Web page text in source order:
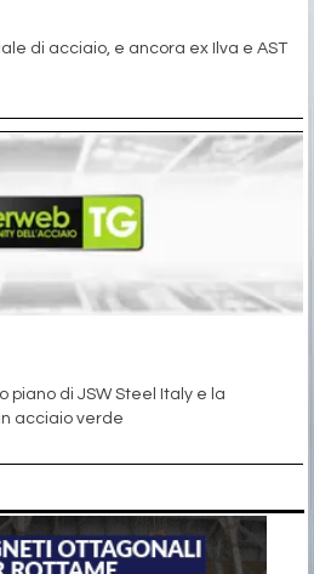
di acciaio, e ancora ex Ilva e AST
piano di JSW Steel Italy e la
acciaio verde